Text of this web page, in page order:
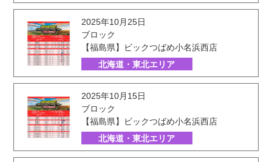
2025年10月25日
ブロック
【福島県】ビックつばめ小名浜西店
北海道・東北エリア
2025年10月15日
ブロック
【福島県】ビックつばめ小名浜西店
北海道・東北エリア